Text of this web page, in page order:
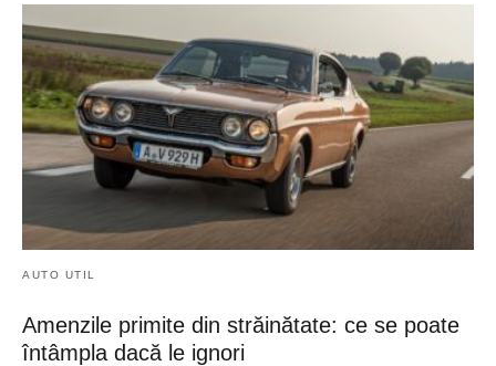
AUTO UTIL
Amenzile primite din străinătate: ce se poate
întâmpla dacă le ignori